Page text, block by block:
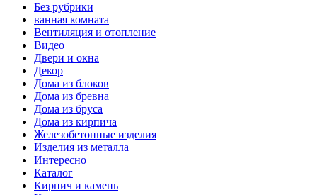
Без рубрики
ванная комната
Вентиляция и отопление
Видео
Двери и окна
Декор
Дома из блоков
Дома из бревна
Дома из бруса
Дома из кирпича
Железобетонные изделия
Изделия из металла
Интересно
Каталог
Кирпич и камень